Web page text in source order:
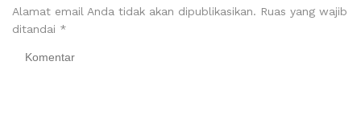
Alamat email Anda tidak akan dipublikasikan. Ruas yang wajib
ditandai *